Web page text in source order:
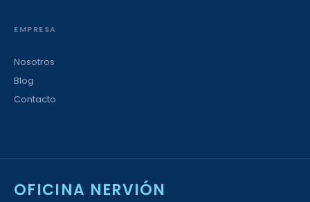
EMPRESA
Nosotros
Blog
Contacto
OFICINA NERVIÓN